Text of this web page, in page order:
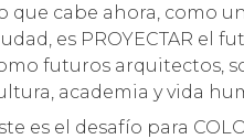
que cabe ahora, como
es PROYECTAR el
futuros arquitectos,
academia y vida
es el desafío para